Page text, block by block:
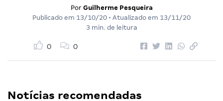
Por Guilherme Pesqueira
Publicado em 13/10/20 • Atualizado em 13/11/20
3 min. de leitura
0 0
Notícias recomendadas